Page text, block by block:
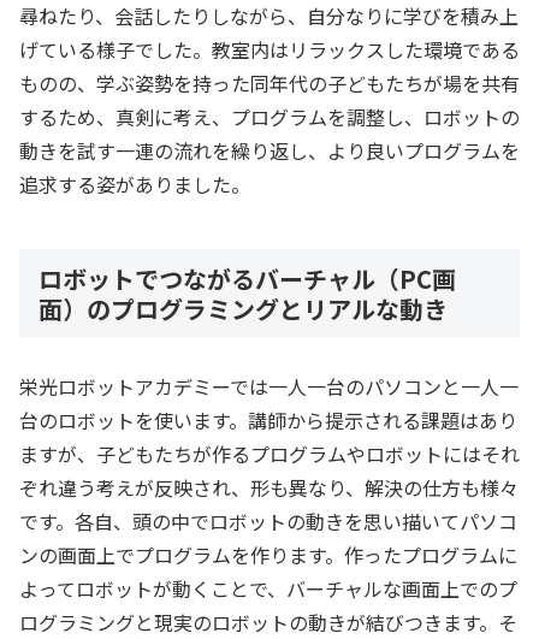
尋ねたり、会話したりしながら、自分なりに学びを積み上
げている様子でした。教室内はリラックスした環境である
ものの、学ぶ姿勢を持った同年代の子どもたちが場を共有
するため、真剣に考え、プログラムを調整し、ロボットの
動きを試す一連の流れを繰り返し、より良いプログラムを
追求する姿がありました。
ロボットでつながるバーチャル（PC画
面）のプログラミングとリアルな動き
栄光ロボットアカデミーでは一人一台のパソコンと一人一
台のロボットを使います。講師から提示される課題はあり
ますが、子どもたちが作るプログラムやロボットにはそれ
ぞれ違う考えが反映され、形も異なり、解決の仕方も様々
です。各自、頭の中でロボットの動きを思い描いてパソコ
ンの画面上でプログラムを作ります。作ったプログラムに
よってロボットが動くことで、バーチャルな画面上でのプ
ログラミングと現実のロボットの動きが結びつきます。そ